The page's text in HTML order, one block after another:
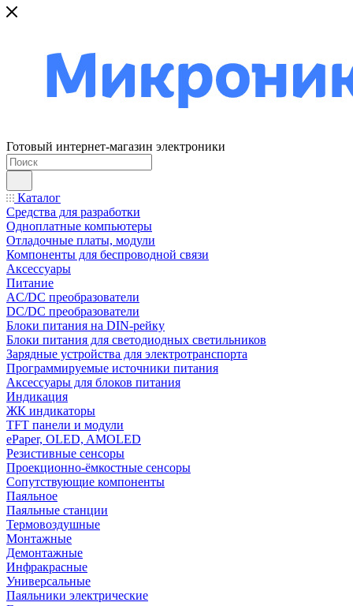
Готовый интернет-магазин электроники
Каталог
Средства для разработки
Одноплатные компьютеры
Отладочные платы, модули
Компоненты для беспроводной связи
Аксессуары
Питание
AC/DC преобразователи
DC/DC преобразователи
Блоки питания на DIN-рейку
Блоки питания для светодиодных светильников
Зарядные устройства для электротранспорта
Программируемые источники питания
Аксессуары для блоков питания
Индикация
ЖК индикаторы
TFT панели и модули
ePaper, OLED, AMOLED
Резистивные сенсоры
Проекционно-ёмкостные сенсоры
Сопутствующие компоненты
Паяльное
Паяльные станции
Термовоздушные
Монтажные
Демонтажные
Инфракрасные
Универсальные
Паяльники электрические